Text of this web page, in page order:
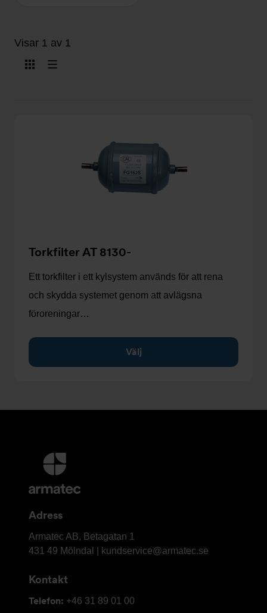
Visar 1 av 1
Visa
Visa
Torkfilter AT 8130-
Ett torkfilter i ett kylsystem används för att rena
och skydda systemet genom att avlägsna
föroreningar…
Välj
Ytterligare
information
och
Adress
Armatec
AB
Armatec AB, Betagatan 1
431 49 Mölndal |
kundservice@armatec.se
Kontakt
Telefon: +46 31 89 01 00